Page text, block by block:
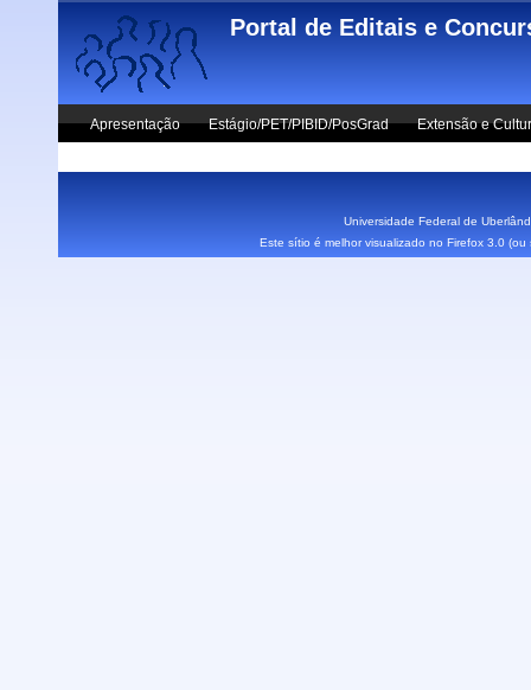
Skip to main content
Portal de Editais e
Apresentação Estágio/PET/PIBID/PosGrad Extensão e
Universidade Federal de
Este sítio é melhor visualizado no Firefox 3.0